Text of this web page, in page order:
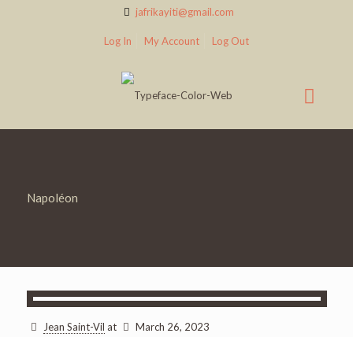
jafrikayiti@gmail.com
Log In My Account Log Out
Napoléon
Jean Saint-Vil at March 26, 2023